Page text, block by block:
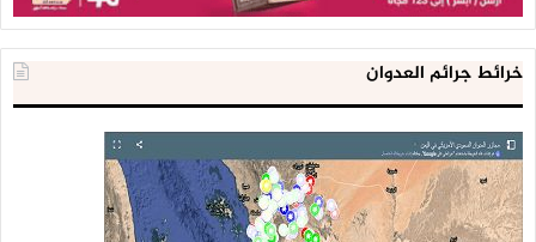
خرائط جرائم العدوان